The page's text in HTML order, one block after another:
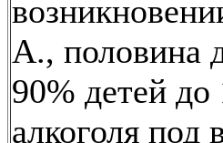
А., половина
90% детей до
алкоголя